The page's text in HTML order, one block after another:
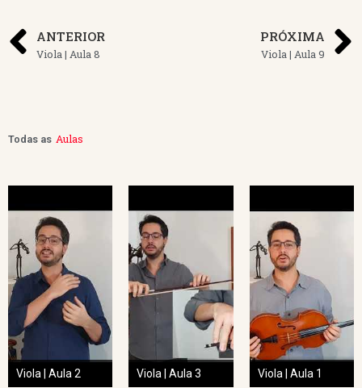
ANTERIOR
Viola | Aula 8
PRÓXIMA
Viola | Aula 9
Todas as Aulas
Viola | Aula 2 Viola | Aula 3 Viola | Aula 1